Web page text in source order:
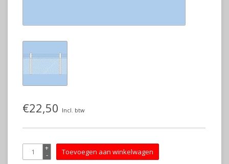
€22,50 Incl. btw
+
- Toevoegen aan winkelwagen